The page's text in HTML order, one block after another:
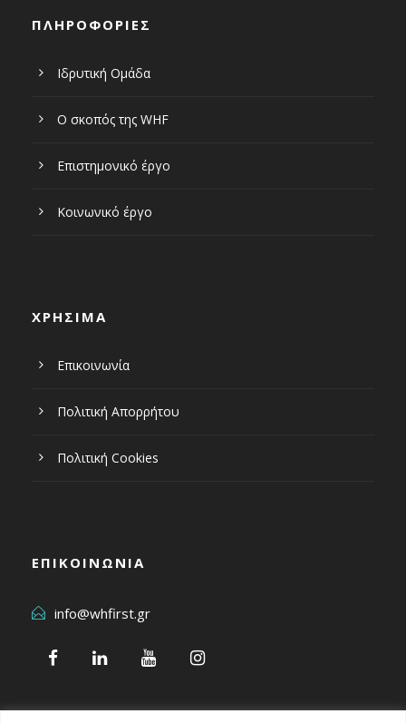
ΠΛΗΡΟΦΟΡΙΕΣ
Ιδρυτική Ομάδα
Ο σκοπός της WHF
Επιστημονικό έργο
Κοινωνικό έργο
ΧΡΗΣΙΜΑ
Επικοινωνία
Πολιτική Απορρήτου
Πολιτική Cookies
ΕΠΙΚΟΙΝΩΝΙΑ
info@whfirst.gr